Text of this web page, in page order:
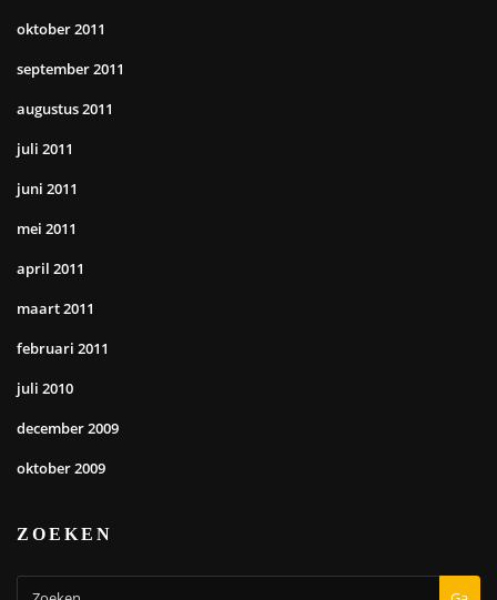
oktober 2011
september 2011
augustus 2011
juli 2011
juni 2011
mei 2011
april 2011
maart 2011
februari 2011
juli 2010
december 2009
oktober 2009
ZOEKEN